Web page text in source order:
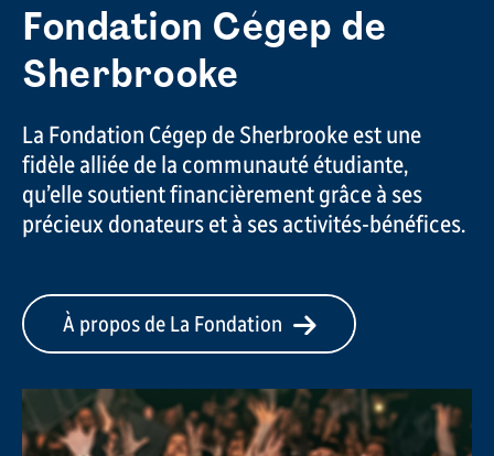
Fondation Cégep de
Sherbrooke
La Fondation Cégep de Sherbrooke est une
fidèle alliée de la communauté étudiante,
qu’elle soutient financièrement grâce à ses
précieux donateurs et à ses activités-bénéfices.
À propos de La Fondation